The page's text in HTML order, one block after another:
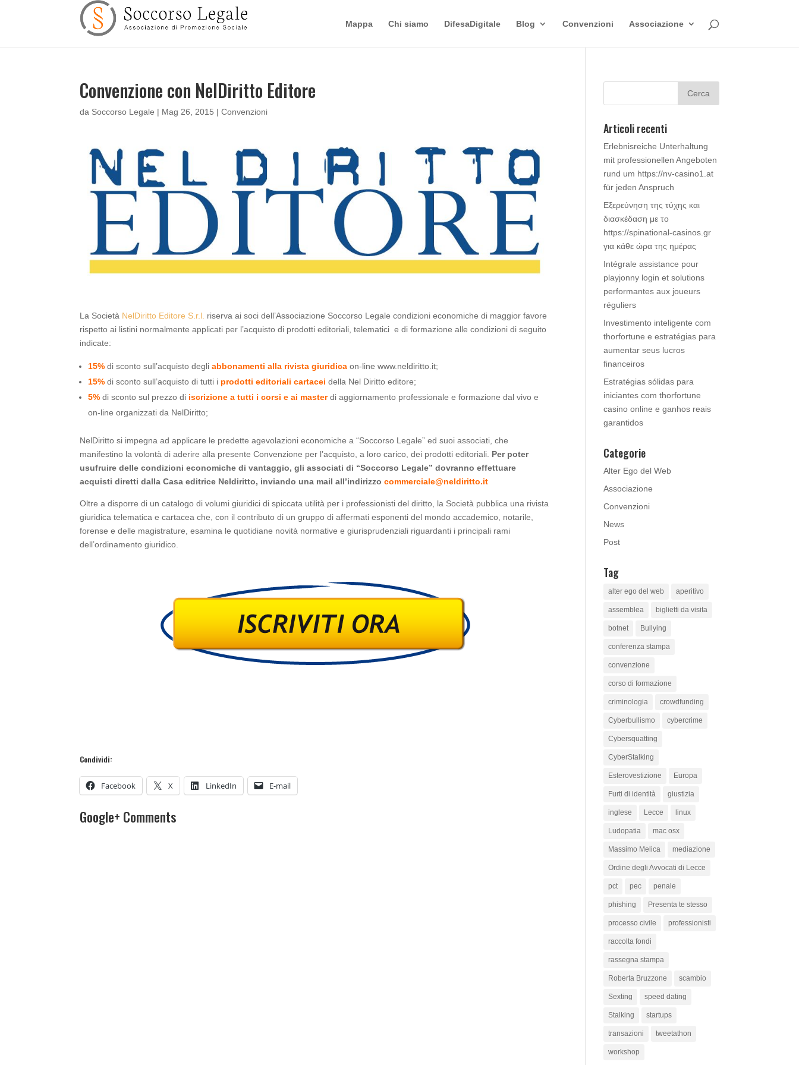
Mappa Chi siamo DifesaDigitale Blog Convenzioni Associazione
Convenzione con NelDiritto Editore
da Soccorso Legale | Mag 26, 2015 |Convenzioni
La Società NelDiritto Editore S.r.l. riserva ai soci dell’Associazione Soccorso Legale condizioni economiche di maggior favore
rispetto ai listini normalmente applicati per l’acquisto di prodotti editoriali, telematici e di formazione alle condizioni di seguito
indicate:
15% di sconto sull’acquisto degliabbonamenti alla rivista giuridica on-line www.neldiritto.it;
15% di sconto sull’acquisto di tutti i prodotti editoriali cartacei della Nel Diritto editore;
5% di sconto sul prezzo di iscrizione a tutti i corsi e ai masterdi aggiornamento professionale e formazione dal vivo e
on-line organizzati da NelDiritto;
NelDiritto si impegna ad applicare le predette agevolazioni economiche a “Soccorso Legale” ed suoi associati, che
manifestino la volontà di aderire alla presente Convenzione per l’acquisto, a loro carico, dei prodotti editoriali. Per poter
usufruire delle condizioni economiche di vantaggio, gli associati di “Soccorso Legale” dovranno effettuare
acquisti diretti dalla Casa editrice Neldiritto, inviando una mail all’indirizzocommerciale@neldiritto.it
Oltre a disporre di un catalogo di volumi giuridici di spiccata utilità per i professionisti del diritto, la Società pubblica una rivista
giuridica telematica e cartacea che, con il contributo di un gruppo di affermati esponenti del mondo accademico, notarile,
forense e delle magistrature, esamina le quotidiane novità normative e giurisprudenziali riguardanti i principali rami
dell’ordinamento giuridico.
Condividi:
Facebook X LinkedIn E-mail
Google+ Comments
Articoli recenti
Erlebnisreiche Unterhaltung
mit professionellen Angeboten
rund um https://nv-casino1.at
für jeden Anspruch
Εξερεύνηση της τύχης και
διασκέδαση με το
https://spinational-casinos.gr
για κάθε ώρα της ημέρας
Intégrale assistance pour
playjonny login et solutions
performantes aux joueurs
réguliers
Investimento inteligente com
thorfortune e estratégias para
aumentar seus lucros
financeiros
Estratégias sólidas para
iniciantes com thorfortune
casino online e ganhos reais
garantidos
Categorie
Alter Ego del Web
Associazione
Convenzioni
News
Post
Tag
alter ego del web aperitivo
assemblea biglietti da visita
botnet Bullying
conferenza stampa
convenzione
corso di formazione
criminologia crowdfunding
Cyberbullismo cybercrime
Cybersquatting
CyberStalking
Esterovestizione Europa
Furti di identità giustizia
inglese Lecce linux
Ludopatia mac osx
Massimo Melica mediazione
Ordine degli Avvocati di Lecce
pct pec penale
phishing Presenta te stesso
processo civile professionisti
raccolta fondi
rassegna stampa
Roberta Bruzzone scambio
Sexting speed dating
Stalking startups
transazioni tweetathon
workshop